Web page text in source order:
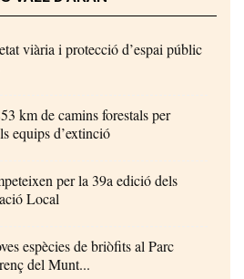
viària i protecció d’espai públic
km de camins forestals per
equips d’extinció
per la 39a edició dels
Local
espècies de briòfits al Parc
del Munt...